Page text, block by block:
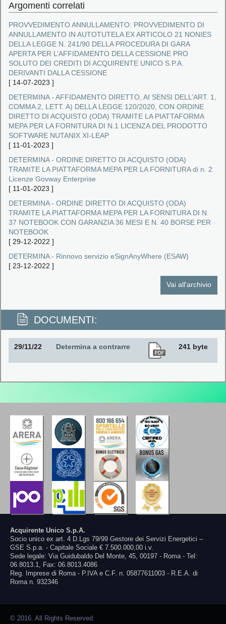
Argomenti correlati
PROVVEDIMENTO ANNULLAMENTO: PROVVEDIMENTO DI
ANNULLAMENTO IN AUTOTUTELA EX ARTICOLO 21 NONIES
DELLA LEGGE N. 241/90 DELLA PROCEDURA DI GARA
APERTA PER L’AFFIDAMENTO DELLA CESSIONE PRO
SOLUTO DEI CREDITI DI ACQUIRENTE UNICO S.P.A.
DERIVANTI DALLA CESSIONE
[ 14-07-2023 ]
DETERMINA - AFFIDAMENTO DIRETTO, AI SENSI DELL’ART. 1,
COMMA 2, LETT. A) DELLA LEGGE 120/2020, CON ORDINE
DIRETTO DI ACQUISTO (ODA) TRAMITE LA PIATTAFORMA
MEPA PER LA FORNITURA DI N.1 LICENZA DEL PRODOTTO
SOFTWARE NUTANIX XI‐LEAP
[ 11-01-2023 ]
DETERMINA - ORDINE DIRETTO DI ACQUISTO (ODA)
TRAMITE LA PIATTAFORMA MEPA PER LA FORNITURA di n. 2
Licenze Govway Enterprise
[ 11-01-2023 ]
DETERMINA - ORDINE DIRETTO DI ACQUISTO (ODA)
TRAMITE LA PIATTAFORMA MEPA PER LA FORNITURA DI N.
37 NOTEBOOK CON GARANZIA 36 MESI E N. 40 BORSE PER
NOTEBOOK
[ 29-12-2022 ]
DETERMINA - Rinnovo servizio eSignAnyWhere (ESAW)
[ 23-12-2022 ]
Vai all'archivio
DOCUMENTI:
29/11/22 Determina a contrarre 241 byte
Acquirente Unico S.p.A.
Socio unico ex art. 4 D.Lgs 79/99 Gestore dei Servizi Energetici –
GSE S.p.a. - Capitale Sociale € 7.500.000,00 i.v.
Sede legale: Via Guidubaldo Del Monte, 45, 00197 - Roma - Tel:
06.8013.1, Fax: 06.8013.4086
Reg. Imprese di Roma - P.IVA e C.F. n. 05877611003 - R.E.A. di
Roma n. 932346
© 2016. All Rights Reserved.